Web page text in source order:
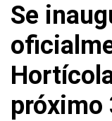
Se
próximo